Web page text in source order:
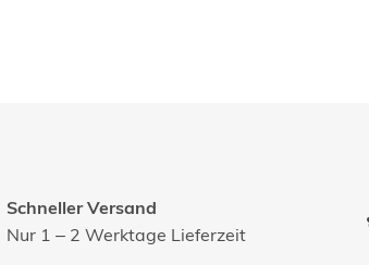
Schneller Versand
Nur 1 – 2 Werktage Lieferzeit